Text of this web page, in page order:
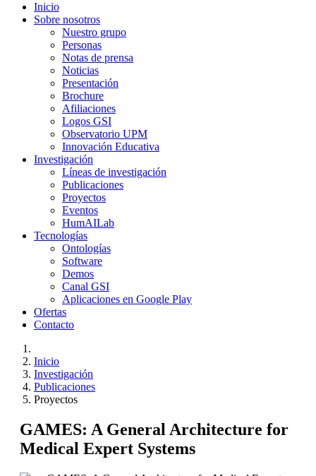
Inicio
Sobre nosotros
Nuestro grupo
Personas
Notas de prensa
Noticias
Presentación
Brochure
Afiliaciones
Logos GSI
Observatorio UPM
Innovación Educativa
Investigación
Líneas de investigación
Publicaciones
Proyectos
Eventos
HumAILab
Tecnologías
Ontologías
Software
Demos
Canal GSI
Aplicaciones en Google Play
Ofertas
Contacto
Inicio
Investigación
Publicaciones
Proyectos
GAMES: A General Architecture for
Medical Expert Systems